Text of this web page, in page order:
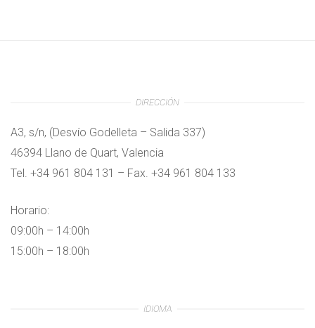
DIRECCIÓN
A3, s/n, (Desvío Godelleta – Salida 337)
46394 Llano de Quart, Valencia
Tel. +34 961 804 131 – Fax. +34 961 804 133
Horario:
09:00h – 14:00h
15:00h – 18:00h
IDIOMA